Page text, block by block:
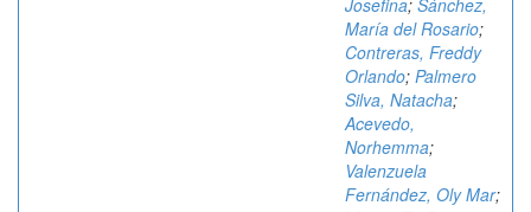
Josefina; Sánchez,
María del Rosario;
Contreras, Freddy
Orlando; Palmero
Silva, Natacha;
Acevedo,
Norhemma;
Valenzuela
Fernández, Oly Mar;